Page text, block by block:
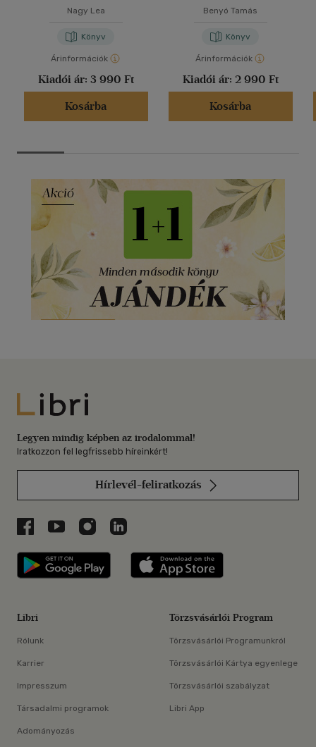
Nagy Lea
Könyv
Árinformációk
Kiadói ár: 3 990 Ft
Kosárba
Benyó Tamás
Könyv
Árinformációk
Kiadói ár: 2 990 Ft
Kosárba
Libri
Legyen mindig képben az irodalommal!
Iratkozzon fel legfrissebb híreinkért!
Hírlevél-feliratkozás
Libri a Facebookon
Libri a Youtube-on
Libri az Instagramon
Libri a LinkedInen
Libri applikáció Szerezd meg: Google
Libri
Rólunk
Karrier
Impresszum
Társadalmi programok
Adományozás
Törzsvásárlói Program
Törzsvásárlói Programunkról
Törzsvásárlói Kártya egyenlege
Törzsvásárlói szabályzat
Libri App